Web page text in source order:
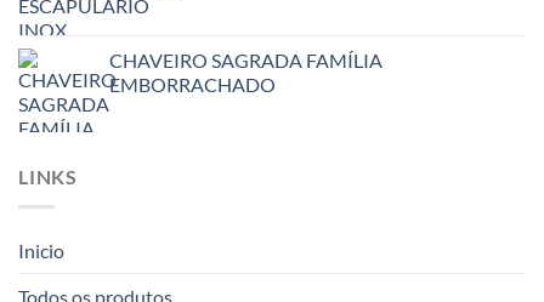
CHAVEIRO SAGRADA FAMÍLIA
EMBORRACHADO
LINKS
Inicio
Todos os produtos